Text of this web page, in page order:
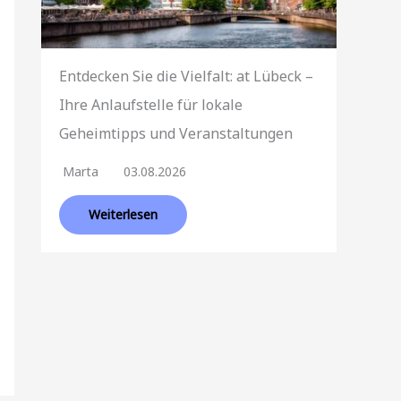
Entdecken Sie die Vielfalt: at Lübeck –
Ihre Anlaufstelle für lokale
Geheimtipps und Veranstaltungen
Marta 03.08.2026
Weiterlesen